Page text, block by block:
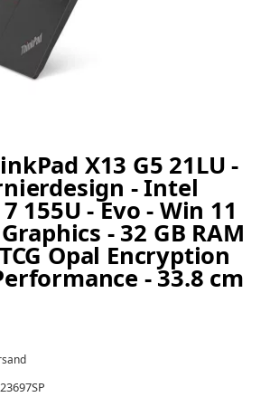
X13 G5 21LU -
- Intel
155U - Evo - Win 11
- 32 GB RAM
Opal Encryption
- 33.8 cm